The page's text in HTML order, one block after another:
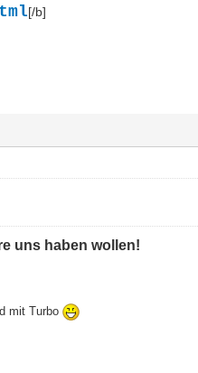
[/b]
uns haben wollen!
mit Turbo